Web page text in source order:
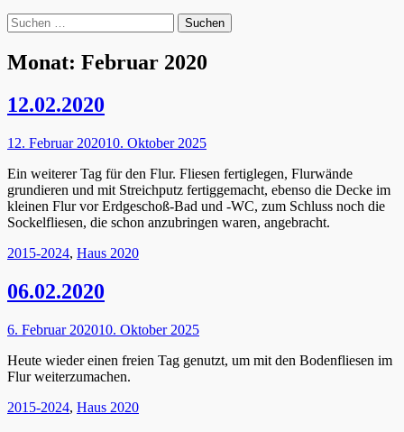
Suchen
Suche
nach:
Monat: Februar 2020
12.02.2020
Posted
12. Februar 202010. Oktober 2025
Ein weiterer Tag für den Flur. Fliesen fertiglegen, Flurwände
grundieren und mit Streichputz fertiggemacht, ebenso die Decke im
kleinen Flur vor Erdgeschoß-Bad und -WC, zum Schluss noch die
Sockelfliesen, die schon anzubringen waren, angebracht.
Kategorien
2015-2024, Haus 2020
06.02.2020
Posted
6. Februar 202010. Oktober 2025
Heute wieder einen freien Tag genutzt, um mit den Bodenfliesen im
Flur weiterzumachen.
Kategorien
2015-2024, Haus 2020